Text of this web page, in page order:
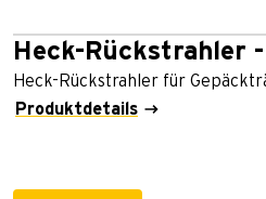
Heck-Rückstrahler -
Heck-Rückstrahler für
Produktdetails